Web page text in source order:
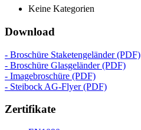
Keine Kategorien
Download
- Broschüre Staketengeländer (PDF)
- Broschüre Glasgeländer (PDF)
- Imagebroschüre (PDF)
- Steibock AG-Flyer (PDF)
Zertifikate